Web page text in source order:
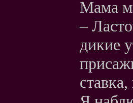
Мама
–
дикие